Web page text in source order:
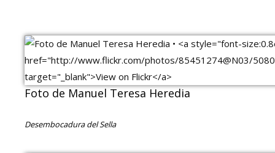
Foto de Manuel Teresa Heredia
Desembocadura del Sella